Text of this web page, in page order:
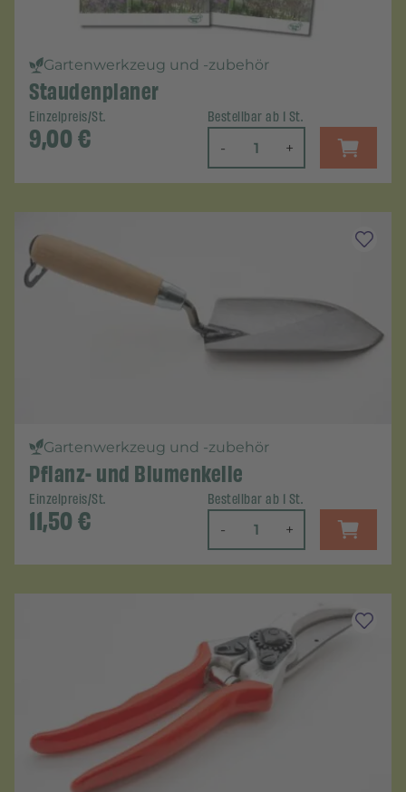
Gartenwerkzeug und -zubehör
Staudenplaner
Einzelpreis/St.
9,00€
Bestellbar ab 1 St.
- +
Gartenwerkzeug und -zubehör
Pflanz- und Blumenkelle
Einzelpreis/St.
11,50€
Bestellbar ab 1 St.
- +